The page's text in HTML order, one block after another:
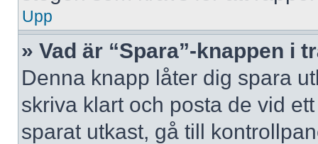
Upp
» Vad är “Spara”-knappen i
Denna knapp låter dig spara
skriva klart och posta de vid
sparat utkast, gå till